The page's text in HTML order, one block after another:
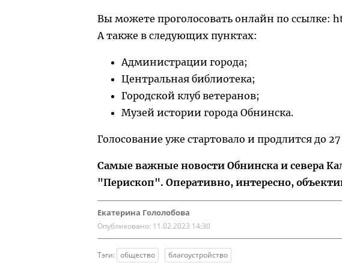
Вы можете проголосовать онлайн по ссылке:
А также в следующих пунктах:
Администрации города;
Центральная библиотека;
Городской клуб ветеранов;
Музей истории города Обнинска.
Голосование уже стартовало и продлится до
Самые важные новости Обнинска и севера
"Перископ". Оперативно, интересно,
Екатерина Гололобова
Опубликовано: 11.02.2023 14:30
Тэги: общество благоустройство